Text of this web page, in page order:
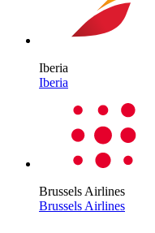
Iberia
Iberia
Brussels Airlines
Brussels Airlines